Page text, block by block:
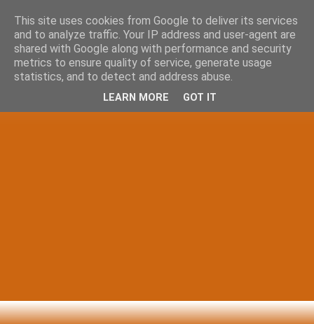
This site uses cookies from Google to deliver its services
and to analyze traffic. Your IP address and user-agent are
shared with Google along with performance and security
metrics to ensure quality of service, generate usage
statistics, and to detect and address abuse.
LEARN MORE GOT IT